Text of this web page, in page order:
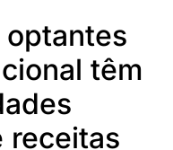
optantes
têm
receitas